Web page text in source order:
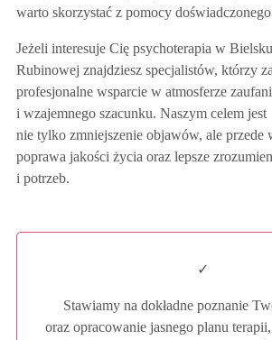
warto skorzystać z pomocy
Jeżeli interesuje Cię psychoterapia w
Rubinowej znajdziesz specjalistów, którzy
profesjonalne wsparcie w atmosferze
i wzajemnego szacunku. Naszym celem jest
nie tylko zmniejszenie objawów, ale przede
poprawa jakości życia oraz lepsze
i potrzeb.
✓
Stawiamy na dokładne poznanie
oraz opracowanie jasnego planu